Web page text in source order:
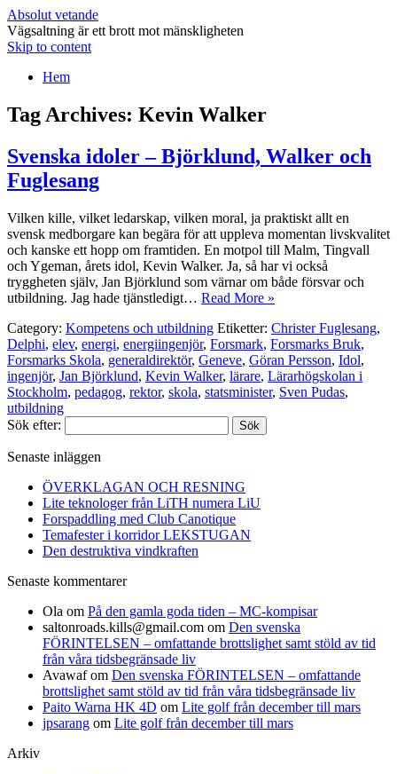
Absolut vetande
Vägsaltning är ett brott mot mänskligheten
Skip to content
Hem
Tag Archives: Kevin Walker
Svenska idoler – Björklund, Walker och
Fuglesang
Vilken kille, vilket ledarskap, vilken moral, ja praktiskt allt en
svensk medborgare kan begära för att uppleva momentan livskvalitet
och kanske ett hopp om framtiden. En motpol till Malm, Tingvall
och Ygeman, årets idol, Kevin Walker. Ja, så har vi också
tryggheten själv, Jan Björklund som värnar om både försvar och
utbildning. Jag hade tjänstledigt… Read More »
Category: Kompetens och utbildning Etiketter: Christer Fuglesang,
Delphi, elev, energi, energiingenjör, Forsmark, Forsmarks Bruk,
Forsmarks Skola, generaldirektör, Geneve, Göran Persson, Idol,
ingenjör, Jan Björklund, Kevin Walker, lärare, Lärarhögskolan i
Stockholm, pedagog, rektor, skola, statsminister, Sven Pudas,
utbildning
Sök efter:
Senaste inläggen
ÖVERKLAGAN OCH RESNING
Lite teknologer från LiTH numera LiU
Forspaddling med Club Canotique
Temafester i korridor LEKSTUGAN
Den destruktiva vindkraften
Senaste kommentarer
Ola om På den gamla goda tiden – MC-kompisar
saltonroads.kills@gmail.com om Den svenska
FÖRINTELSEN – omfattande brottslighet samt stöld av tid
från våra tidsbegränsade liv
Avawafom Den svenska FÖRINTELSEN – omfattande
brottslighet samt stöld av tid från våra tidsbegränsade liv
Paito Warna HK 4D om Lite golf från december till mars
jpsarang om Lite golf från december till mars
Arkiv